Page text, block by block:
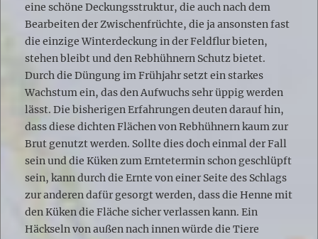
eine schöne Deckungsstruktur, die auch nach dem
Bearbeiten der Zwischenfrüchte, die ja ansonsten fast
die einzige Winterdeckung in der Feldflur bieten,
stehen bleibt und den Rebhühnern Schutz bietet.
Durch die Düngung im Frühjahr setzt ein starkes
Wachstum ein, das den Aufwuchs sehr üppig werden
lässt. Die bisherigen Erfahrungen deuten darauf hin,
dass diese dichten Flächen von Rebhühnern kaum zur
Brut genutzt werden. Sollte dies doch einmal der Fall
sein und die Küken zum Erntetermin schon geschlüpft
sein, kann durch die Ernte von einer Seite des Schlags
zur anderen dafür gesorgt werden, dass die Henne mit
den Küken die Fläche sicher verlassen kann. Ein
Häckseln von außen nach innen würde die Tiere